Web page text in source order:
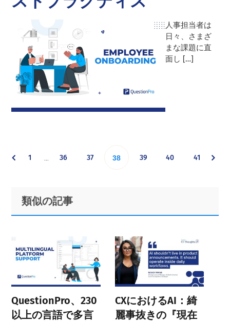
人事担当者は
日々、さまざ
まな課題に直
面し […]
Go
page
1
pages
… Go
page
36 Go
37 Go
38 Go
39 Go
40 Go
41
Primary
Sidebar
Footer
類似の記事
QuestionPro、230
以上の言語で多言
CXにおけるAI：綺
麗事抜きの『現在